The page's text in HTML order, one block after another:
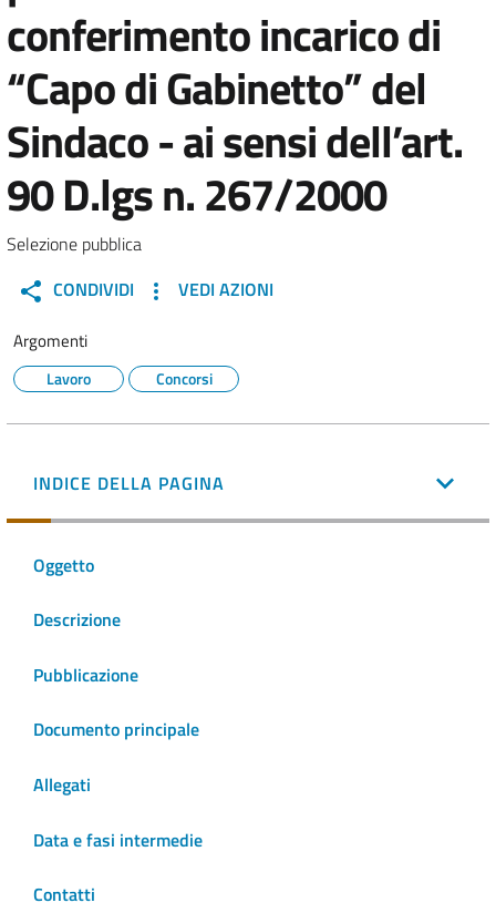
conferimento incarico di
“Capo di Gabinetto” del
Sindaco - ai sensi dell’art.
90 D.lgs n. 267/2000
Selezione pubblica
CONDIVIDI
VEDI AZIONI
Argomenti
Lavoro Concorsi
INDICE DELLA PAGINA
Oggetto
Descrizione
Pubblicazione
Documento principale
Allegati
Data e fasi intermedie
Contatti